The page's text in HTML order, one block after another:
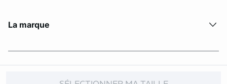
La marque